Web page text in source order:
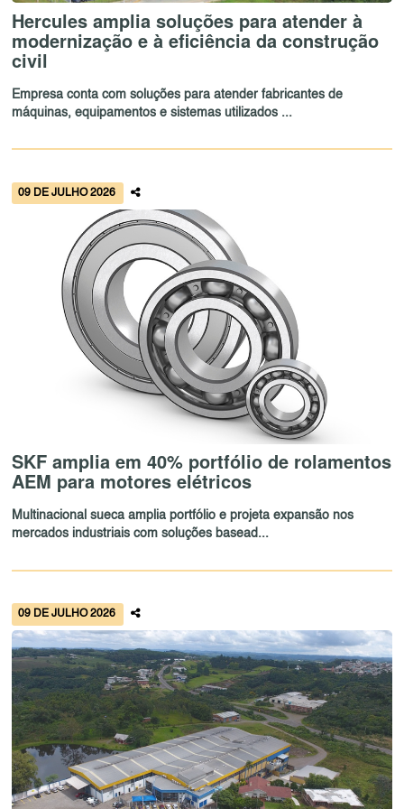
Hercules amplia soluções para atender à
modernização e à eficiência da construção
civil
Empresa conta com soluções para atender fabricantes de
máquinas, equipamentos e sistemas utilizados ...
09 DE JULHO 2026
SKF amplia em 40% portfólio de rolamentos
AEM para motores elétricos
Multinacional sueca amplia portfólio e projeta expansão nos
mercados industriais com soluções basead...
09 DE JULHO 2026